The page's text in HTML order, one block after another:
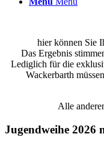
hier können Sie
Das Ergebnis
Lediglich für die
Wackerbarth
Alle
Jugendweihe 2026